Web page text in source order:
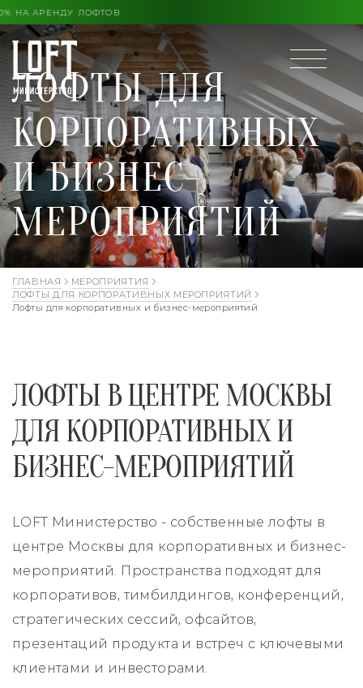
КОНЦА ЛЕТА ВЫГОДА ДО 30% НА АРЕНДУ ЛОФТОВ
ЛОФТЫ ДЛЯ
КОРПОРАТИВНЫХ
И БИЗНЕС-
МЕРОПРИЯТИЙ
ГЛАВНАЯ
МЕРОПРИЯТИЯ
ЛОФТЫ ДЛЯ КОРПОРАТИВНЫХ МЕРОПРИЯТИЙ
Лофты для корпоративных и бизнес-мероприятий
ЛОФТЫ В ЦЕНТРЕ МОСКВЫ
ДЛЯ КОРПОРАТИВНЫХ И
БИЗНЕС-МЕРОПРИЯТИЙ
LOFT Министерство - собственные лофты в
центре Москвы для корпоративных и бизнес-
мероприятий. Пространства подходят для
корпоративов, тимбилдингов, конференций,
стратегических сессий, офсайтов,
презентаций продукта и встреч с ключевыми
клиентами и инвесторами.